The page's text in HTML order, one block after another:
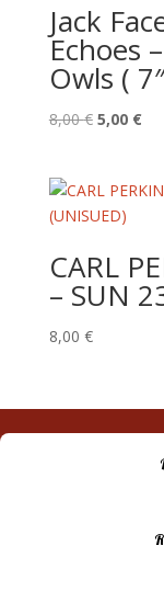
Jack
Echoes
Owls (
8,00€ Le
était :
8,00 €.
5,00 €Le
CARL
– SUN
8,00 €